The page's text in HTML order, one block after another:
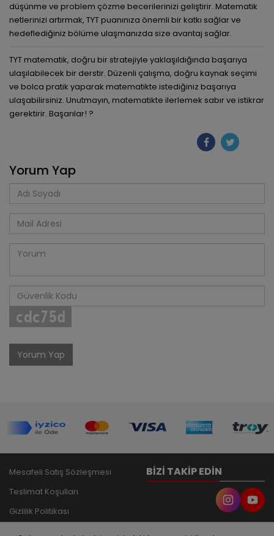
düşünme ve problem çözme becerilerinizi geliştirir. Matematik
netlerinizi artırmak, TYT puanınıza önemli bir katkı sağlar ve
hedeflediğiniz bölüme ulaşmanızda size avantaj sağlar.
TYT matematik, doğru bir stratejiyle yaklaşıldığında başarıya
ulaşılabilecek bir derstir. Düzenli çalışma, doğru kaynak seçimi
ve bolca pratik yaparak matematikte istediğiniz başarıya
ulaşabilirsiniz. Unutmayın, matematikte ilerlemek sabır ve istikrar
gerektirir. Başarılar! ?
Yorum Yap
Yorum Yap
Mesafeli Satış Sözleşmesi
Teslimat Koşulları
Gizlilik Politikası
BIZI TAKIP EDIN